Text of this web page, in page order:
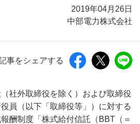
2019年04月26日
中部電力株式会社
事をシェアする
社外取締役を除く）および取締役
員（以下「取締役等」）に対する
酬制度「株式給付信託（BBT（＝